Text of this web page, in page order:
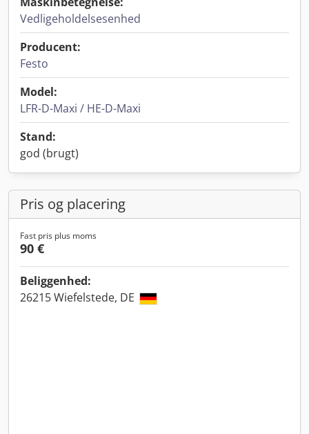
Vedligeholdelsesenhed
Producent:
Festo
Model:
LFR-D-Maxi / HE-D-Maxi
Stand:
god (brugt)
Pris og placering
Fast pris plus moms
90 €
Beliggenhed:
26215 Wiefelstede, DE